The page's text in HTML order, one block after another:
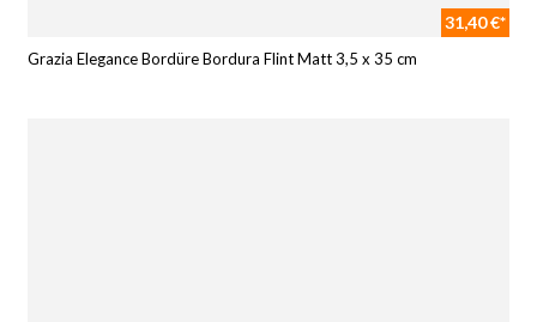
31,40 €*
Grazia Elegance Bordüre Bordura Flint Matt 3,5 x 35 cm